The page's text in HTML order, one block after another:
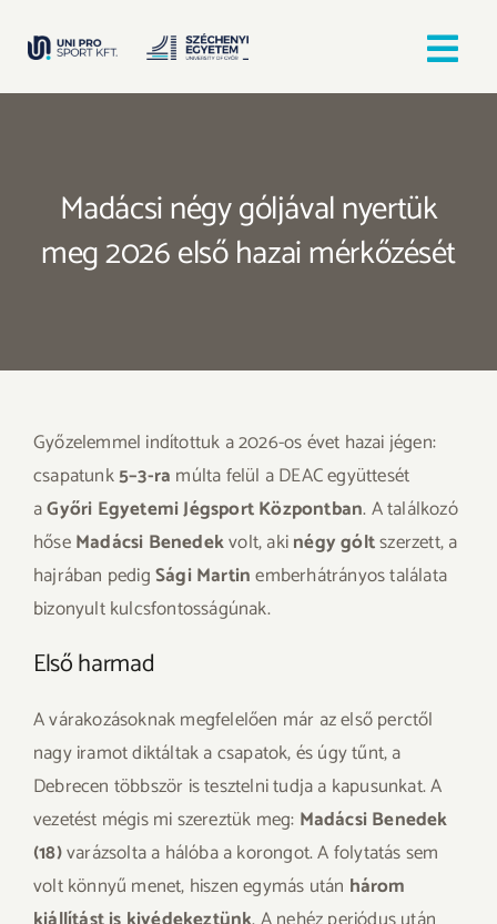
Egyesületek
Hírek, bejegyzések
Madácsi négy góljával nyertük
meg 2026 első hazai mérkőzését
Győzelemmel indítottuk a 2026-os évet hazai jégen:
csapatunk5–3-ra múlta felül a DEAC együttesét
aGyőri Egyetemi Jégsport Központban. A találkozó
hőseMadácsi Benedekvolt, akinégy góltszerzett, a
hajrában pedigSági Martinemberhátrányos találata
bizonyult kulcsfontosságúnak.
Első harmad
A várakozásoknak megfelelően már az első perctől
nagy iramot diktáltak a csapatok, és úgy tűnt, a
Debrecen többször is tesztelni tudja a kapusunkat. A
vezetést mégis mi szereztük meg: Madácsi Benedek
(18)varázsolta a hálóba a korongot. A folytatás sem
volt könnyű menet, hiszen egymás után három